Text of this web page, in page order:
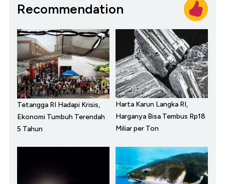
Recommendation
Tetangga RI Hadapi Krisis,
Ekonomi Tumbuh Terendah
5 Tahun
Harta Karun Langka RI,
Harganya Bisa Tembus Rp18
Miliar per Ton